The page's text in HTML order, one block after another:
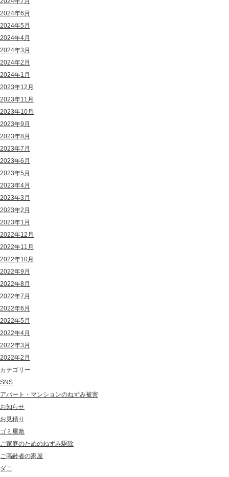
2024年6月
2024年5月
2024年4月
2024年3月
2024年2月
2024年1月
2023年12月
2023年11月
2023年10月
2023年9月
2023年8月
2023年7月
2023年6月
2023年5月
2023年4月
2023年3月
2023年2月
2023年1月
2022年12月
2022年11月
2022年10月
2022年9月
2022年8月
2022年7月
2022年6月
2022年5月
2022年4月
2022年3月
2022年2月
カテゴリー
SNS
アパート・マンションのねずみ被害
お知らせ
お見積り
ゴミ屋敷
ご家庭のためのねずみ駆除
ご高齢者の家屋
ダニ